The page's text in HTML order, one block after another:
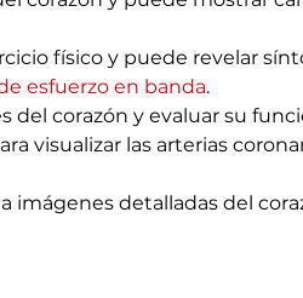
físico y puede revelar
esfuerzo en banda.
del corazón y evaluar su
visualizar las arterias
imágenes detalladas del